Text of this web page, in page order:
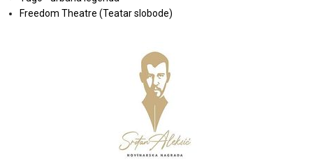
Freedom Theatre (Teatar slobode)